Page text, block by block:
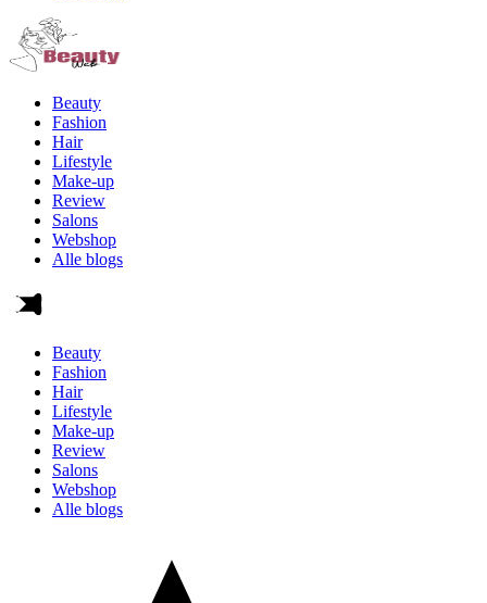
Beauty
Fashion
Hair
Lifestyle
Make-up
Review
Salons
Webshop
Alle blogs
Beauty
Fashion
Hair
Lifestyle
Make-up
Review
Salons
Webshop
Alle blogs